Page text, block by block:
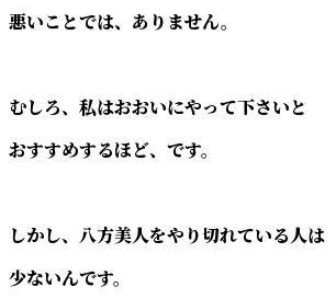
悪いことでは、ありません。
むしろ、私はおおいにやって下さいと
おすすめするほど、です。
しかし、八方美人をやり切れている人は
少ないんです。